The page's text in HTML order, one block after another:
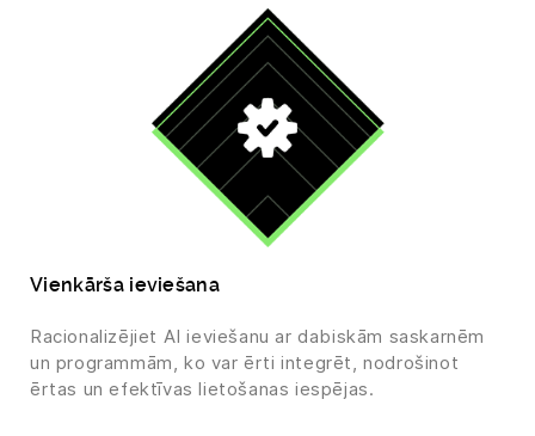
Vienkārša ieviešana
Racionalizējiet AI ieviešanu ar dabiskām saskarnēm
un programmām, ko var ērti integrēt, nodrošinot
ērtas un efektīvas lietošanas iespējas.